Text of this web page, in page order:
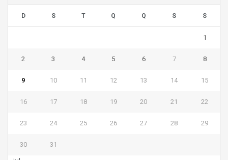
D S T Q Q S S
1
2 3 4 5 6 7 8
9 10 11 12 13 14 15
16 17 18 19 20 21 22
23 24 25 26 27 28 29
30 31